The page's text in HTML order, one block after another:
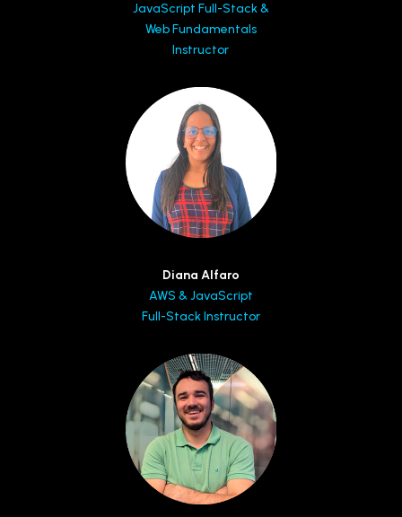
JavaScript Full-Stack &
Web Fundamentals
Instructor
Diana Alfaro
AWS & JavaScript
Full-Stack Instructor